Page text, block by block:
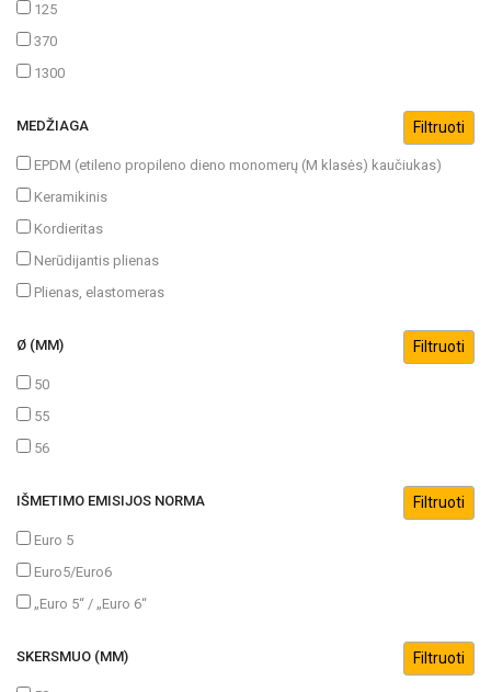
125
370
1300
MEDŽIAGA
EPDM (etileno propileno dieno monomerų (M klasės) kaučiukas)
Keramikinis
Kordieritas
Nerūdijantis plienas
Plienas, elastomeras
Ø (MM)
50
55
56
IŠMETIMO EMISIJOS NORMA
Euro 5
Euro5/Euro6
„Euro 5“ / „Euro 6“
SKERSMUO (MM)